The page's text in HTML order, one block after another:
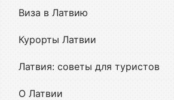
Виза в Латвию
Курорты Латвии
Латвия: советы для туристов
О Латвии